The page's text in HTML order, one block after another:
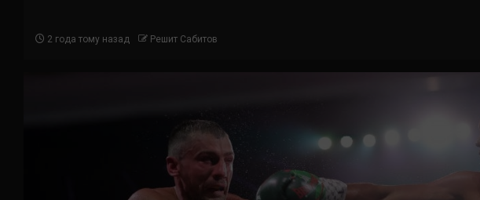
2 года тому назад Решит Сабитов